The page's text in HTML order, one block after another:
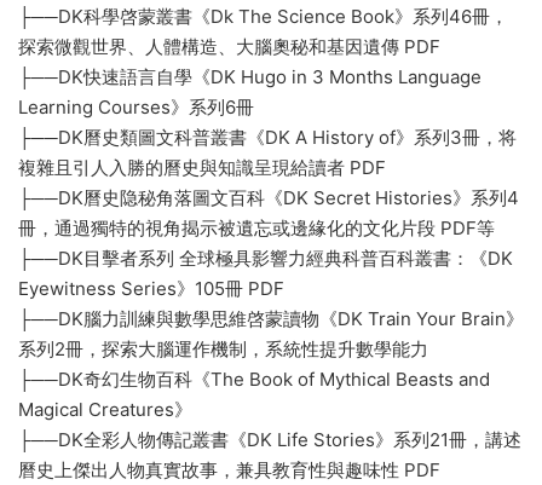
├──DK科學啓蒙叢書《Dk The Science Book》系列46冊，
探索微觀世界、人體構造、大腦奧秘和基因遺傳 PDF
├──DK快速語言自學《DK Hugo in 3 Months Language
Learning Courses》系列6冊
├──DK曆史類圖文科普叢書《DK A History of》系列3冊，将
複雜且引人入勝的曆史與知識呈現給讀者 PDF
├──DK曆史隐秘角落圖文百科《DK Secret Histories》系列4
冊，通過獨特的視角揭示被遺忘或邊緣化的文化片段 PDF等
├──DK目擊者系列 全球極具影響力經典科普百科叢書：《DK
Eyewitness Series》105冊 PDF
├──DK腦力訓練與數學思維啓蒙讀物《DK Train Your Brain》
系列2冊，探索大腦運作機制，系統性提升數學能力
├──DK奇幻生物百科《The Book of Mythical Beasts and
Magical Creatures》
├──DK全彩人物傳記叢書《DK Life Stories》系列21冊，講述
曆史上傑出人物真實故事，兼具教育性與趣味性 PDF